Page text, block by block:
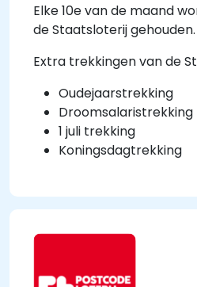
Elke 10e van de maand
de Staatsloterij gehouden.
Extra trekkingen van de
Oudejaarstrekking
Droomsalaristrekking
1 juli trekking
Koningsdagtrekking